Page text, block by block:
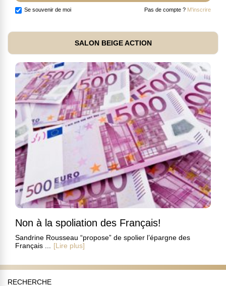
Se souvenir de moi Pas de compte ? M'inscrire
SALON BEIGE ACTION
Non à la spoliation des Français!
Sandrine Rousseau “propose” de spolier l’épargne des
Français ...
[Lire plus]
RECHERCHE